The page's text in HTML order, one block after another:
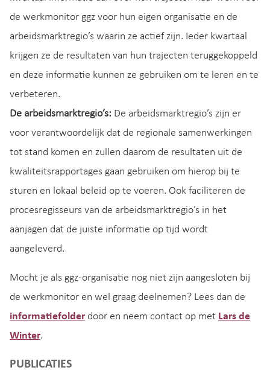
de werkmonitor ggz voor hun eigen organisatie en de
arbeidsmarktregio’s waarin ze actief zijn. Ieder kwartaal
krijgen ze de resultaten van hun trajecten teruggekoppeld
en deze informatie kunnen ze gebruiken om te leren en te
verbeteren.
De arbeidsmarktregio’s: De arbeidsmarktregio’s zijn er
voor verantwoordelijk dat de regionale samenwerkingen
tot stand komen en zullen daarom de resultaten uit de
kwaliteitsrapportages gaan gebruiken om hierop bij te
sturen en lokaal beleid op te voeren. Ook faciliteren de
procesregisseurs van de arbeidsmarktregio’s in het
aanjagen dat de juiste informatie op tijd wordt
aangeleverd.
Mocht je als ggz-organisatie nog niet zijn aangesloten bij
de werkmonitor en wel graag deelnemen? Lees dan de
informatiefolderdoor en neem contact op met Lars de
Winter.
PUBLICATIES